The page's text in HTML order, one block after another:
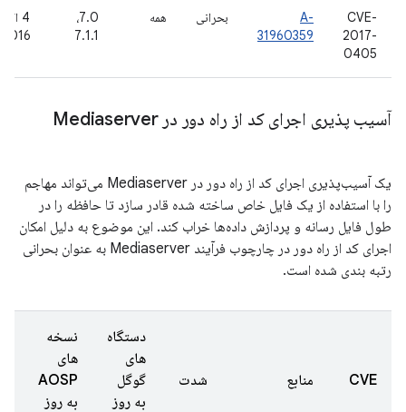
CVE-
2017-
0405
A-
31960359
بحرانی همه
7.0،
7.1.1
4
2016
آسیب پذیری اجرای کد از راه دور در Mediaserver
یک آسیب‌پذیری اجرای کد از راه دور در Mediaserver می‌تواند مهاجم
را با استفاده از یک فایل خاص ساخته شده قادر سازد تا حافظه را در
طول فایل رسانه و پردازش داده‌ها خراب کند. این موضوع به دلیل امکان
اجرای کد از راه دور در چارچوب فرآیند Mediaserver به عنوان بحرانی
رتبه بندی شده است.
CVE منابع شدت
دستگاه
های
گوگل
به روز
نسخه
های
AOSP
به روز